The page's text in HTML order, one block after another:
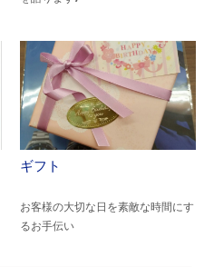
ギフト
お客様の大切な日を素敵な時間にす
るお手伝い